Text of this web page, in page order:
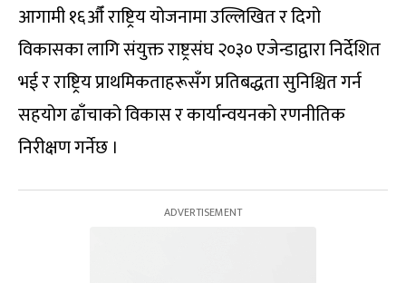
आगामी १६औँ राष्ट्रिय योजनामा उल्लिखित र दिगो
विकासका लागि संयुक्त राष्ट्रसंघ २०३० एजेन्डाद्वारा निर्देशित
भई र राष्ट्रिय प्राथमिकताहरूसँग प्रतिबद्धता सुनिश्चित गर्न
सहयोग ढाँचाको विकास र कार्यान्वयनको रणनीतिक
निरीक्षण गर्नेछ ।